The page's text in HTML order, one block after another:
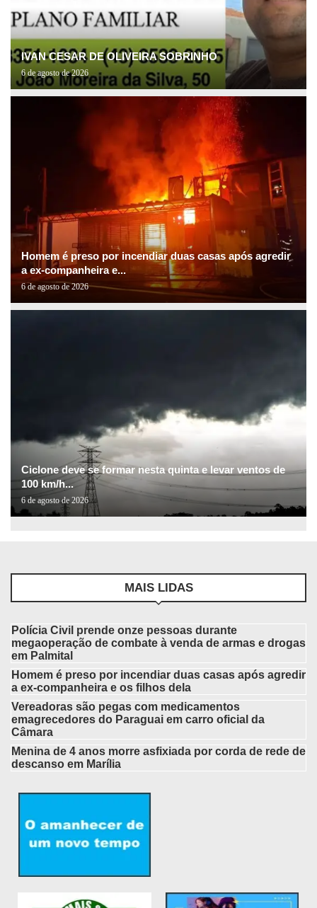
IVAN CESAR DE OLIVEIRA SOBRINHO
6 de agosto de 2026
Homem é preso por incendiar duas casas após agredir
a ex-companheira e...
6 de agosto de 2026
Ciclone deve se formar nesta quinta e levar ventos de
100 km/h...
6 de agosto de 2026
MAIS LIDAS
Polícia Civil prende onze pessoas durante
megaoperação de combate à venda de armas e drogas
em Palmital
Homem é preso por incendiar duas casas após agredir
a ex-companheira e os filhos dela
Vereadoras são pegas com medicamentos
emagrecedores do Paraguai em carro oficial da
Câmara
Menina de 4 anos morre asfixiada por corda de rede de
descanso em Marília